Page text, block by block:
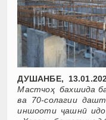
ДУШАНБЕ,
Мастчоҳ бахшида
ва 70-солагии
иншооти ҷашнӣ